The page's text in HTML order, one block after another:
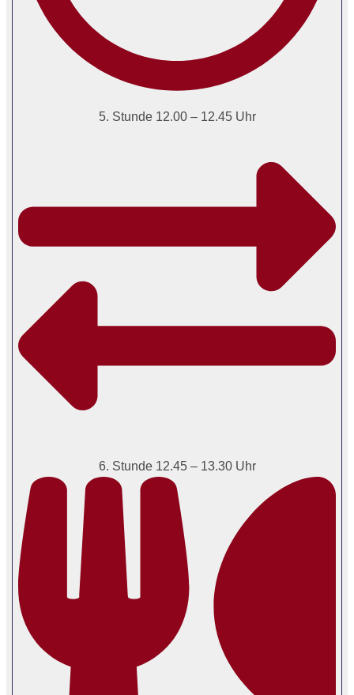
5. Stunde 12.00 – 12.45 Uhr
6. Stunde 12.45 – 13.30 Uhr